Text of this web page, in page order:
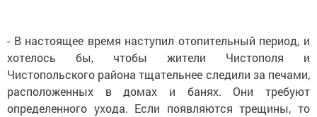
- В настоящее время наступил отопительный период, и
хотелось бы, чтобы жители Чистополя и
Чистопольского района тщательнее следили за печами,
расположенных в домах и банях. Они требуют
определенного ухода. Если появляются трещины, то